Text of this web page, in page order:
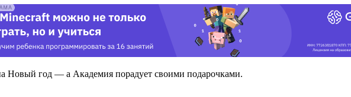
Новый год — а Академия порадует своими подарочками.